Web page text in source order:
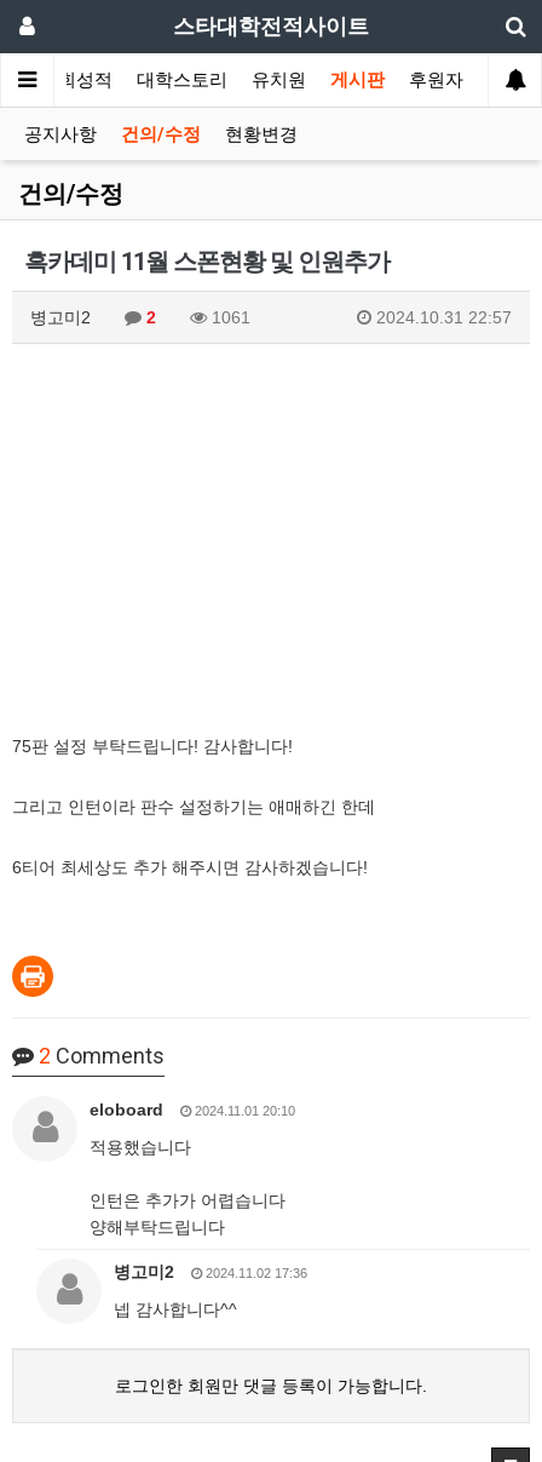
스타대학전적사이트
대회성적 대학스토리 유치원 게시판 후원자
공지사항 건의/수정 현황변경
건의/수정
흑카데미 11월 스폰현황 및 인원추가
병고미2 2 1061 2024.10.31 22:57
75판 설정 부탁드립니다! 감사합니다!
그리고 인턴이라 판수 설정하기는 애매하긴 한데
6티어 최세상도 추가 해주시면 감사하겠습니다!
2 Comments
eloboard 2024.11.01 20:10
적용했습니다
인턴은 추가가 어렵습니다
양해부탁드립니다
병고미2 2024.11.02 17:36
넵 감사합니다^^
로그인한 회원만 댓글 등록이 가능합니다.